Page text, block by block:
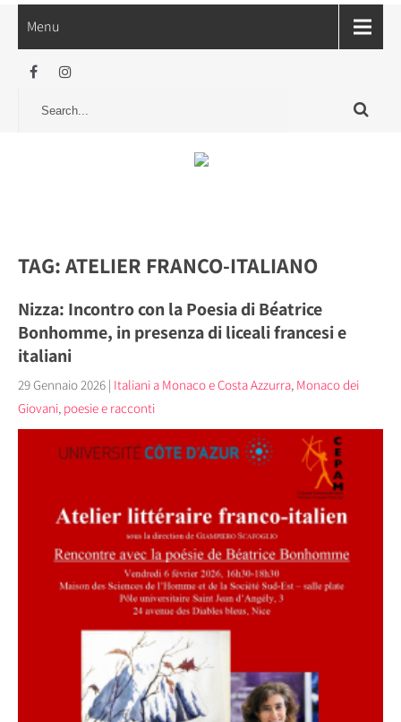
Menu
TAG: ATELIER FRANCO-ITALIANO
Nizza: Incontro con la Poesia di Béatrice
Bonhomme, in presenza di liceali francesi e
italiani
29 Gennaio 2026 | Italiani a Monaco e Costa Azzurra, Monaco dei
Giovani, poesie e racconti